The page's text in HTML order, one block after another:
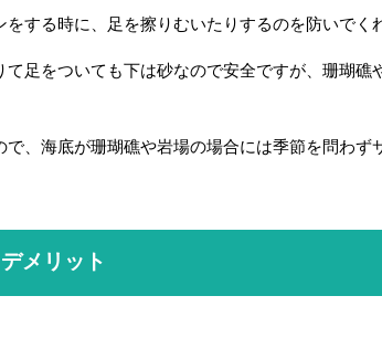
する時に、足を擦りむいたりするのを防いでく
足をついても下は砂なので安全ですが、珊瑚礁
、海底が珊瑚礁や岩場の場合には季節を問わず
メリット